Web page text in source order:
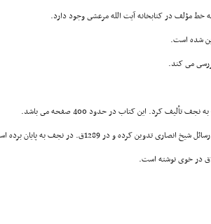
خط مؤلف در کتابخانه آیت الله مرعشى وجود دارد.
شده است.
مى کند.
کرد. این کتاب در حدود 400 صفحه مى باشد.
کرده و در 1289ق. در نجف به پایان برده است.